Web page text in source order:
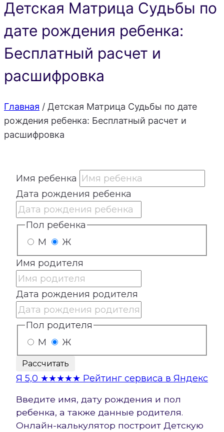
Детская Матрица Судьбы по
дате рождения ребенка:
Бесплатный расчет и
расшифровка
Главная / Детская Матрица Судьбы по дате
рождения ребенка: Бесплатный расчет и
расшифровка
Имя ребенка
Дата рождения ребенка
Пол ребенка
М
Ж
Имя родителя
Дата рождения родителя
Пол родителя
М
Ж
Рассчитать
Я 5,0 ★★★★★ Рейтинг сервиса в Яндекс
Введите имя, дату рождения и пол
ребенка, а также данные родителя.
Онлайн-калькулятор построит Детскую